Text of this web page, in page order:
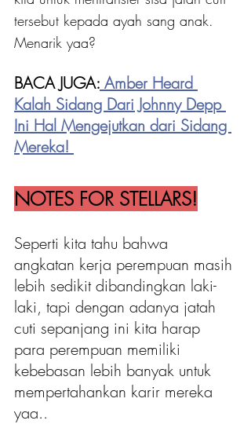
tersebut kepada ayah sang anak.
Menarik yaa?
BACA JUGA: Amber Heard
Kalah Sidang Dari Johnny Depp
Ini Hal Mengejutkan dari Sidang
Mereka!
NOTES FOR STELLARS!
Seperti kita tahu bahwa
angkatan kerja perempuan masih
lebih sedikit dibandingkan laki-
laki, tapi dengan adanya jatah
cuti sepanjang ini kita harap
para perempuan memiliki
kebebasan lebih banyak untuk
mempertahankan karir mereka
yaa..